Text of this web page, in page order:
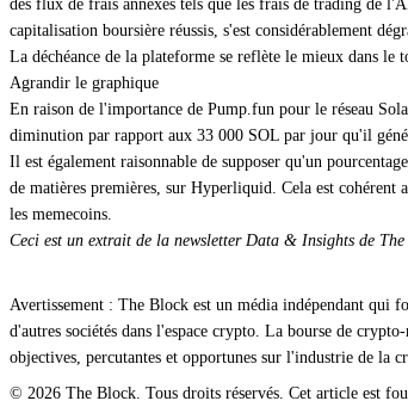
des flux de frais annexes tels que les frais de trading de
capitalisation boursière réussis, s'est considérablement
La déchéance de la plateforme se reflète le mieux dans
Agrandir le graphique
En raison de l'importance de Pump.fun pour le réseau
diminution par rapport aux 33 000 SOL par jour qu'il
Il est également raisonnable de supposer qu'un
de matières premières, sur Hyperliquid. Cela est cohérent
les memecoins.
Ceci est un extrait de la newsletter Data & Insights de
Avertissement : The Block est un média indépendant qui
d'autres sociétés dans l'espace crypto. La bourse de
objectives, percutantes et opportunes sur l'industrie de la
© 2026 The Block. Tous droits réservés. Cet article est